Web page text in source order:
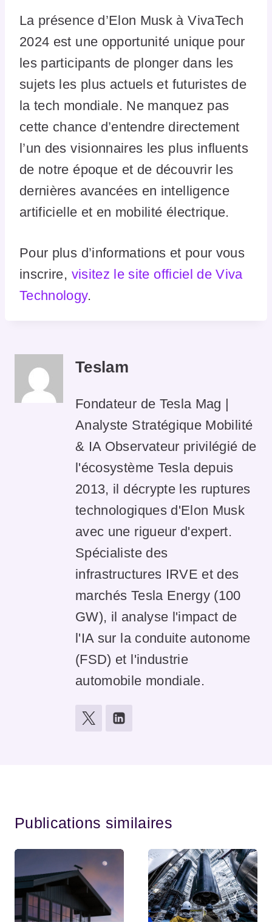
La présence d’Elon Musk à VivaTech
2024 est une opportunité unique pour
les participants de plonger dans les
sujets les plus actuels et futuristes de
la tech mondiale. Ne manquez pas
cette chance d’entendre directement
l’un des visionnaires les plus influents
de notre époque et de découvrir les
dernières avancées en intelligence
artificielle et en mobilité électrique.
Pour plus d’informations et pour vous
inscrire, visitez le site officiel de Viva
Technology.
Teslam
Fondateur de Tesla Mag |
Analyste Stratégique Mobilité
& IA Observateur privilégié de
l'écosystème Tesla depuis
2013, il décrypte les ruptures
technologiques d'Elon Musk
avec une rigueur d'expert.
Spécialiste des
infrastructures IRVE et des
marchés Tesla Energy (100
GW), il analyse l'impact de
l'IA sur la conduite autonome
(FSD) et l'industrie
automobile mondiale.
Publications similaires